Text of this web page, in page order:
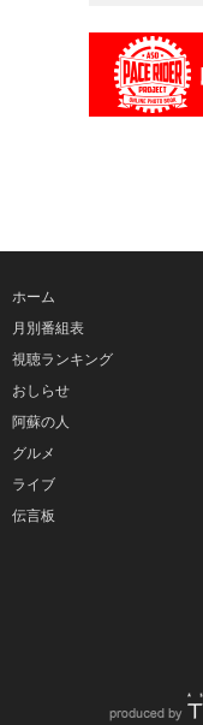
ホーム
月別番組表
視聴ランキング
おしらせ
阿蘇の人
グルメ
ライブ
伝言板